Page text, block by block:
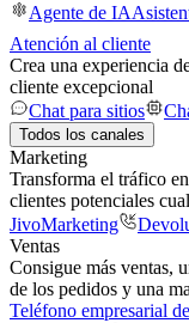
Agente de IA
Atención al cliente
Crea una experiencia
cliente excepcional
Chat para sitios
Todos los canales
Marketing
Transforma el tráfico en
clientes potenciales
JivoMarketing
Ventas
Consigue más ventas,
de los pedidos y una
Teléfono empresarial